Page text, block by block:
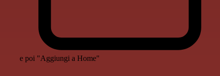
e poi "Aggiungi a Home"